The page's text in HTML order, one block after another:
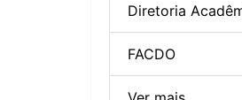
Diretoria
FACDO